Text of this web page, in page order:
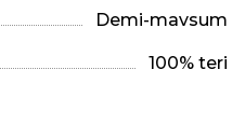
Demi-mavsum
100% teri